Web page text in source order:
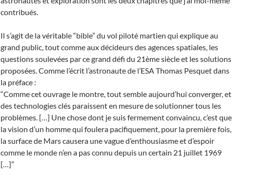
contribués.
Il s’agit de la véritable “bible” du vol piloté martien qui explique au
grand public, tout comme aux décideurs des agences spatiales, les
questions soulevées par ce grand défi du 21ème siècle et les solutions
proposées. Comme l’écrit l’astronaute de l’ESA Thomas Pesquet dans
la préface :
“Comme cet ouvrage le montre, tout semble aujourd’hui converger, et
des technologies clés paraissent en mesure de solutionner tous les
problèmes. […] Une chose dont je suis fermement convaincu, c’est que
la vision d’un homme qui foulera pacifiquement, pour la première fois,
la surface de Mars causera une vague d’enthousiasme et d’espoir
comme le monde n’en a pas connu depuis un certain 21 juillet 1969
[…]”